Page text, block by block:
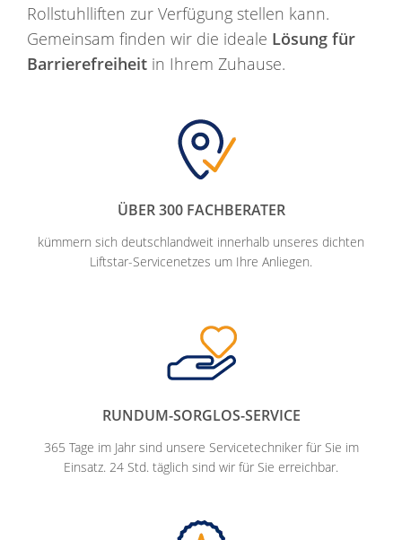
Rollstuhlliften zur Verfügung stellen kann.
Gemeinsam finden wir die ideale Lösung für
Barrierefreiheit in Ihrem Zuhause.
ÜBER 300 FACHBERATER
kümmern sich deutschlandweit innerhalb unseres dichten
Liftstar-Servicenetzes um Ihre Anliegen.
RUNDUM-SORGLOS-SERVICE
365 Tage im Jahr sind unsere Servicetechniker für Sie im
Einsatz. 24 Std. täglich sind wir für Sie erreichbar.